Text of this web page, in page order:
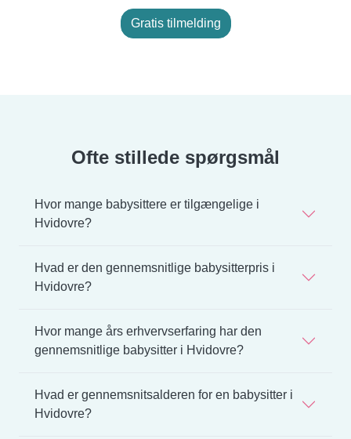
Gratis tilmelding
Ofte stillede spørgsmål
Hvor mange babysittere er tilgængelige i
Hvidovre?
Hvad er den gennemsnitlige babysitterpris i
Hvidovre?
Hvor mange års erhvervserfaring har den
gennemsnitlige babysitter i Hvidovre?
Hvad er gennemsnitsalderen for en babysitter i
Hvidovre?